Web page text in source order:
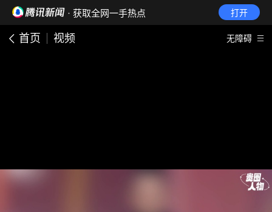
· 获取全网一手热点 打开
首页 视频 无障碍